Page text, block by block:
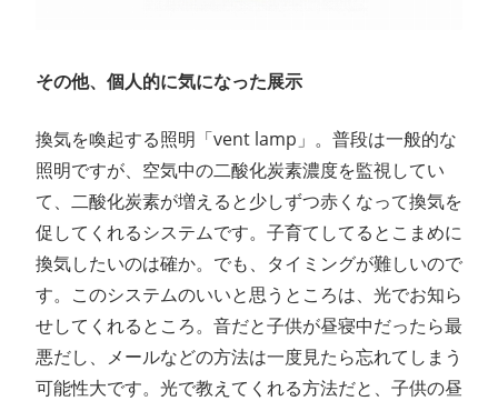
その他、個人的に気になった展示
換気を喚起する照明「vent lamp」。普段は一般的な
照明ですが、空気中の二酸化炭素濃度を監視してい
て、二酸化炭素が増えると少しずつ赤くなって換気を
促してくれるシステムです。子育てしてるとこまめに
換気したいのは確か。でも、タイミングが難しいので
す。このシステムのいいと思うところは、光でお知ら
せしてくれるところ。音だと子供が昼寝中だったら最
悪だし、メールなどの方法は一度見たら忘れてしまう
可能性大です。光で教えてくれる方法だと、子供の昼